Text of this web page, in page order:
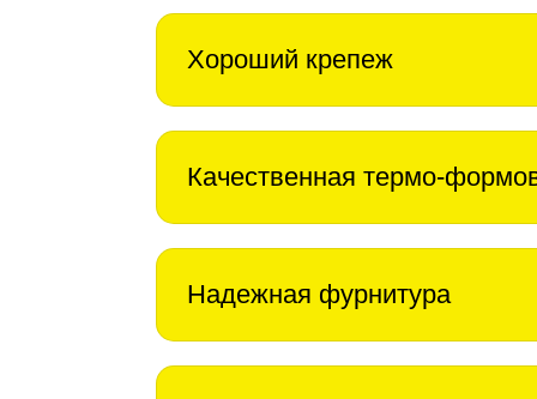
Хороший крепеж
Качественная термо-
Надежная фурнитура